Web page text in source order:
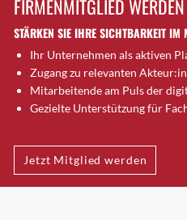
Brugg AG
Brütten
Bubendorf
Bubikon
Buchs (SG)
Bäretswil
Bülach
Cazis
FIRMENMITGLIED WERDEN
STÄRKEN SIE IHRE SICHTBARKEIT IM
Ihr Unternehmen als aktiven
Zugang zu relevanten
Mitarbeitende am Puls der
Gezielte Unterstützung für
Jetzt Mitglied werden